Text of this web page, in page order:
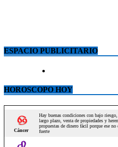
ESPACIO PUBLICITARIO
HOROSCOPO HOY